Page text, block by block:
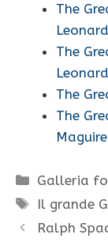
The
The
The
The
Maguire
Categorie
Galleria
Tag
Il grande
Ralph